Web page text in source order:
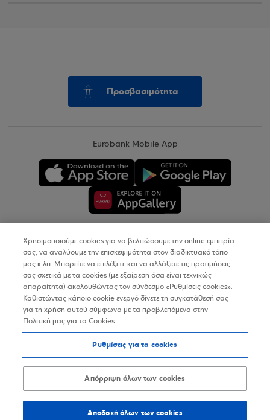
Προσβασιμότητα
Eurobank Mobile App
Copyright © 2026
Όροι Χρήσης
Προσωπικά Δεδομένα στον Διαδικτυακό Τόπο
Δήλωση Προσβασιμότητας
Sitemap
Χρησιμοποιούμε cookies για να βελτιώσουμε την online εμπειρία
σας, να αναλύουμε την επισκεψιμότητα στον διαδικτυακό τόπο
μας κ.λπ. Μπορείτε να επιλέξετε και να αλλάξετε τις προτιμήσεις
σας σχετικά με τα cookies (με εξαίρεση όσα είναι τεχνικώς
απαραίτητα) ακολουθώντας τον σύνδεσμο «Ρυθμίσεις cookies».
Καθιστώντας κάποιο cookie ενεργό δίνετε τη συγκατάθεσή σας
για τη χρήση αυτού σύμφωνα με τα προβλεπόμενα στην
Πολιτική μας για τα Cookies.
Ρυθμίσεις για τα cookies
Απόρριψη όλων των cookies
Αποδοχή όλων των cookies